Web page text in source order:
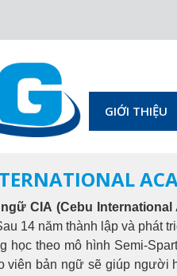
GIỚI THIỆU
CIA (Cebu International
14 năm thành lập và phát
học theo mô hình Semi-
viên bản ngữ sẽ giúp người